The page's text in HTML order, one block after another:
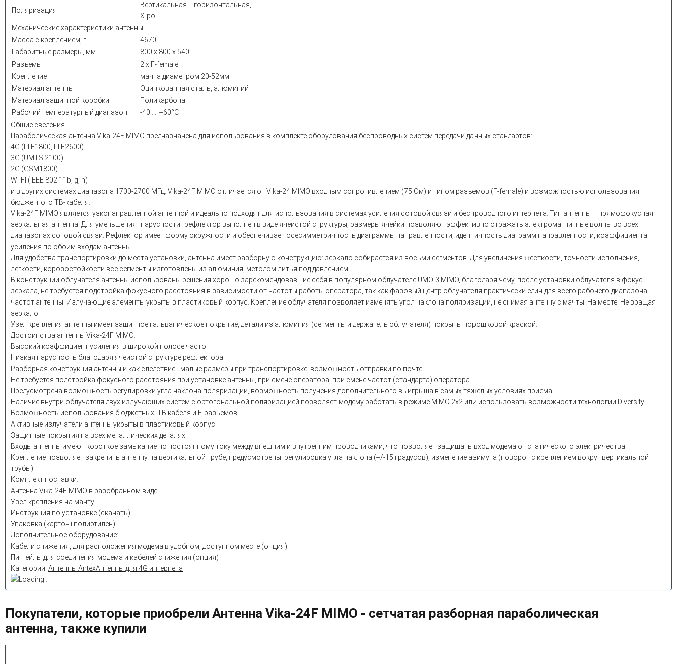
Поляризация
Вертикальная + горизонтальная,
X-pol
Механические характеристики антенны
Масса с креплением, г
4670
Габаритные размеры, мм
800 х 800 х 540
Разъемы
2 х F-female
Крепление
мачта диаметром 20-52мм
Материал антенны
Оцинкованная сталь, алюминий
Материал защитной коробки
Поликарбонат
Рабочий температурный диапазон
-40 …. +60°С
Общие сведения
Параболическая антенна Vika-24F MIMO предназначена для использования в комплекте оборудования беспроводных систем передачи данных стандартов:
4G (LTE1800, LTE2600)
3G (UMTS 2100)
2G (GSM1800)
WI-FI (IEEE 802.11b, g, n)
и в других системах диапазона 1700-2700 МГц. Vika-24F MIMO отличается от Vika-24 MIMO входным сопротивлением (75 Ом) и типом разъемов (F-female) и возможностью использования
бюджетного ТВ-кабеля.
Vika-24F MIMO является узконаправленной антенной и идеально подходят для использования в системах усиления сотовой связи и беспроводного интернета. Тип антенны – прямофокусная
зеркальная антенна. Для уменьшения "парусности" рефлектор выполнен в виде ячеистой структуры, размеры ячейки позволяют эффективно отражать электромагнитные волны во всех
диапазонах сотовой связи. Рефлектор имеет форму окружности и обеспечивает осесимметричность диаграммы направленности, идентичность диаграмм направленности, коэффициента
усиления по обоим входам антенны.
Для удобства транспортировки до места установки, антенна имеет разборную конструкцию: зеркало собирается из восьми сегментов. Для увеличения жесткости, точности исполнения,
легкости, корозостойкости все сегменты изготовлены из алюминия, методом литья под давлением.
В конструкции облучателя антенны использованы решения хорошо зарекомендовавшие себя в популярном облучателе UMO-3 MIMO, благодаря чему, после установки облучателя в фокус
зеркала, не требуется подстройка фокусного расстояния в зависимости от частоты работы оператора, так как фазовый центр облучателя практически един для всего рабочего диапазона
частот антенны! Излучающие элементы укрыты в пластиковый корпус. Крепление облучателя позволяет изменять угол наклона поляризации, не снимая антенну с мачты! На месте! Не вращая
зеркало!
Узел крепления антенны имеет защитное гальваническое покрытие, детали из алюминия (сегменты и держатель облучателя) покрыты порошковой краской.
Достоинства антенны Vika-24F MIMO:
Высокий коэффициент усиления в широкой полосе частот
Низкая парусность благодаря ячеистой структуре рефлектора
Разборная конструкция антенны и как следствие - малые размеры при транспортировке, возможность отправки по почте
Не требуется подстройка фокусного расстояния при установке антенны, при смене оператора, при смене частот (стандарта) оператора
Предусмотрена возможность регулировки угла наклона поляризации, возможность получения дополнительного выигрыша в самых тяжелых условиях приема
Наличие внутри облучателя двух излучающих систем с ортогональной поляризацией позволяет модему работать в режиме MIMO 2x2 или использовать возможности технологии Diversity.
Возможность использования бюджетных: ТВ кабеля и F-разьемов
Активные излучатели антенны укрыты в пластиковый корпус
Защитные покрытия на всех металлических деталях
Входы антенны имеют короткое замыкание по постоянному току между внешним и внутренним проводниками, что позволяет защищать вход модема от статического электричества
Крепление позволяет закрепить антенну на вертикальной трубе, предусмотрены: регулировка угла наклона (+/-15 градусов), изменение азимута (поворот с креплением вокруг вертикальной
трубы)
Комплект поставки:
Антенна Vika-24F MIMO в разобранном виде
Узел крепления на мачту
Инструкция по установке (скачать)
Упаковка (картон+полиэтилен)
Дополнительное оборудование:
Кабели снижения, для расположения модема в удобном, доступном месте (опция)
Пигтейлы для соединения модема и кабелей снижения (опция)
Категории: Антенны AntexАнтенны для 4G интернета
Покупатели, которые приобрели Антенна Vika-24F MIMO - сетчатая разборная параболическая
антенна, также купили